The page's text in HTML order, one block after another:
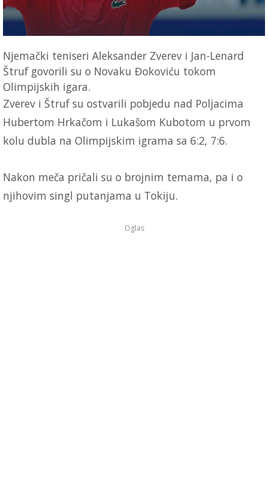
Njemački teniseri Aleksander Zverev i Jan-Lenard
Štruf govorili su o Novaku Đokoviću tokom
Olimpijskih igara.
Zverev i Štruf su ostvarili pobjedu nad Poljacima
Hubertom Hrkačom i Lukašom Kubotom u prvom
kolu dubla na Olimpijskim igrama sa 6:2, 7:6.
Nakon meča pričali su o brojnim temama, pa i o
njihovim singl putanjama u Tokiju.
Oglas